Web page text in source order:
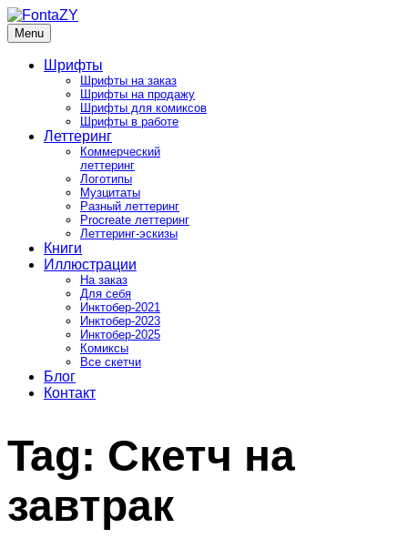
Skip
to
content
FontaZY
Fonts and pictures by Zakhar Yaschin
Menu
Шрифты
Шрифты на заказ
Шрифты на продажу
Шрифты для комиксов
Шрифты в работе
Леттеринг
Коммерческий
леттеринг
Логотипы
Музцитаты
Разный леттеринг
Procreate леттеринг
Леттеринг-эскизы
Книги
Иллюстрации
На заказ
Для себя
Инктобер-2021
Инктобер-2023
Инктобер-2025
Комиксы
Все скетчи
Блог
Контакт
Tag: Скетч на
завтрак